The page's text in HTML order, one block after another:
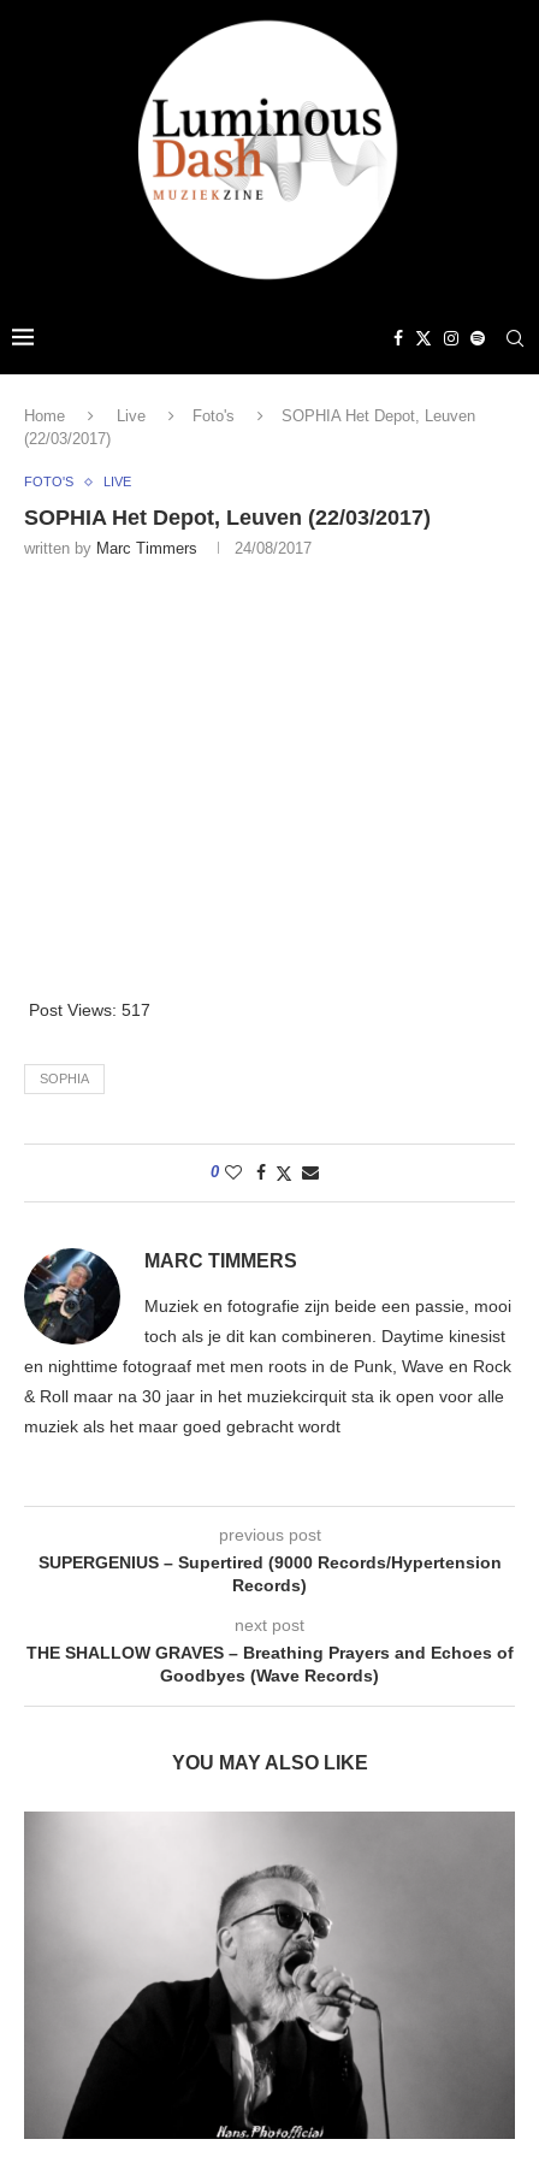
Home Live Foto's
SOPHIA Het Depot, Leuven
(22/03/2017)
FOTO'S LIVE
SOPHIA Het Depot, Leuven (22/03/2017)
written by Marc Timmers 24/08/2017
Post Views: 517
SOPHIA
0
MARC TIMMERS
Muziek en fotografie zijn beide een passie, mooi
toch als je dit kan combineren. Daytime kinesist
en nighttime fotograaf met men roots in de Punk, Wave en Rock
& Roll maar na 30 jaar in het muziekcirquit sta ik open voor alle
muziek als het maar goed gebracht wordt
previous post
SUPERGENIUS – Supertired (9000 Records/Hypertension
Records)
next post
THE SHALLOW GRAVES – Breathing Prayers and Echoes of
Goodbyes (Wave Records)
YOU MAY ALSO LIKE